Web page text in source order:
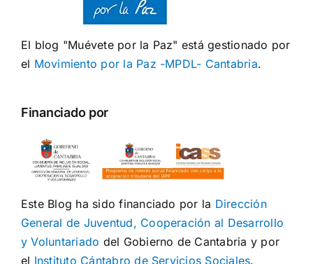
El blog "Muévete por la Paz" está gestionado por
el Movimiento por la Paz -MPDL- Cantabria.
Financiado por
Este Blog ha sido financiado por la Dirección
General de Juventud, Cooperación al Desarrollo
y Voluntariado del Gobierno de Cantabria y por
el Instituto Cántabro de Servicios Sociales.